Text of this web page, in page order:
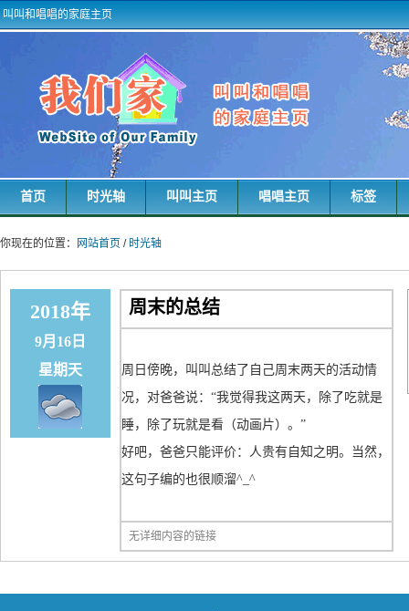
叫叫和唱唱的家庭主页
首页 时光轴 叫叫主页 唱唱主页 标签
你现在的位置： 网站首页 / 时光轴
2018年
9月16日
星期天
周末的总结
周日傍晚，叫叫总结了自己周末两天的活动情
况，对爸爸说：“我觉得我这两天，除了吃就是
睡，除了玩就是看（动画片）。”
好吧，爸爸只能评价：人贵有自知之明。当然，
这句子编的也很顺溜^_^
无详细内容的链接